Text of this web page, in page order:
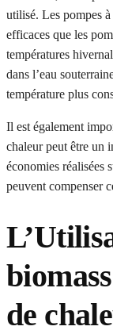
utilisé. Les pompes
efficaces que les
températures
dans l’eau
température plus
Il est également
chaleur peut être un
économies réalisées
peuvent compenser
de